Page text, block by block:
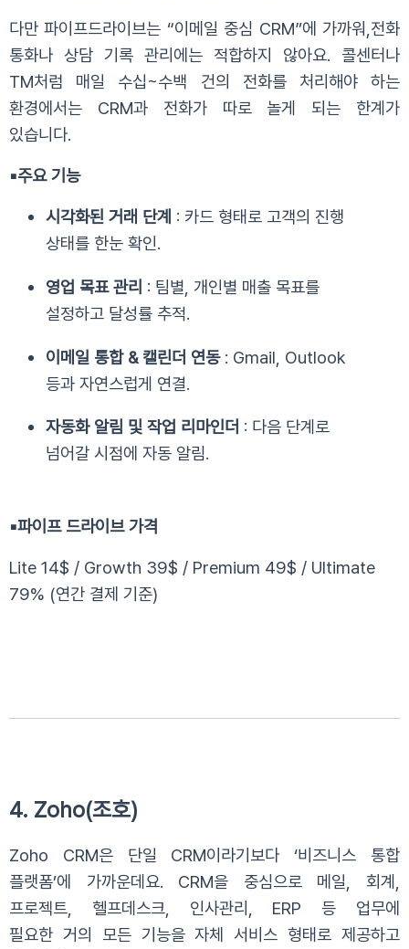
다만 파이프드라이브는 “이메일 중심 CRM”에 가까워,전화
통화나 상담 기록 관리에는 적합하지 않아요. 콜센터나
TM처럼 매일 수십~수백 건의 전화를 처리해야 하는
환경에서는 CRM과 전화가 따로 놀게 되는 한계가
있습니다.
▪️주요 기능
시각화된 거래 단계 : 카드 형태로 고객의 진행
상태를 한눈 확인.
영업 목표 관리 : 팀별, 개인별 매출 목표를
설정하고 달성률 추적.
이메일 통합 & 캘린더 연동: Gmail, Outlook
등과 자연스럽게 연결.
자동화 알림 및 작업 리마인더 : 다음 단계로
넘어갈 시점에 자동 알림.
▪️파이프 드라이브 가격
Lite 14$ / Growth 39$ / Premium 49$ / Ultimate
79% (연간 결제 기준)
4. Zoho(조호)
Zoho CRM은 단일 CRM이라기보다 ‘비즈니스 통합
플랫폼’에 가까운데요. CRM을 중심으로 메일, 회계,
프로젝트, 헬프데스크, 인사관리, ERP 등 업무에
필요한 거의 모든 기능을 자체 서비스 형태로 제공하고